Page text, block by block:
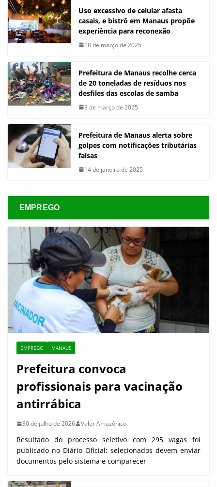
Uso excessivo de celular afasta
casais, e bistrô em Manaus propõe
experiência para reconexão
18 de março de 2025
Prefeitura de Manaus recolhe cerca
de 20 toneladas de resíduos nos
desfiles das escolas de samba
3 de março de 2025
Prefeitura de Manaus alerta sobre
golpes com notificações tributárias
falsas
14 de janeiro de 2025
EMPREGO
EMPREGO MANAUS
Prefeitura convoca
profissionais para vacinação
antirrábica
30 de julho de 2026 Valor Amazônico
Resultado do processo seletivo com 295 vagas foi
publicado no Diário Oficial; selecionados devem enviar
documentos pelo sistema e comparecer